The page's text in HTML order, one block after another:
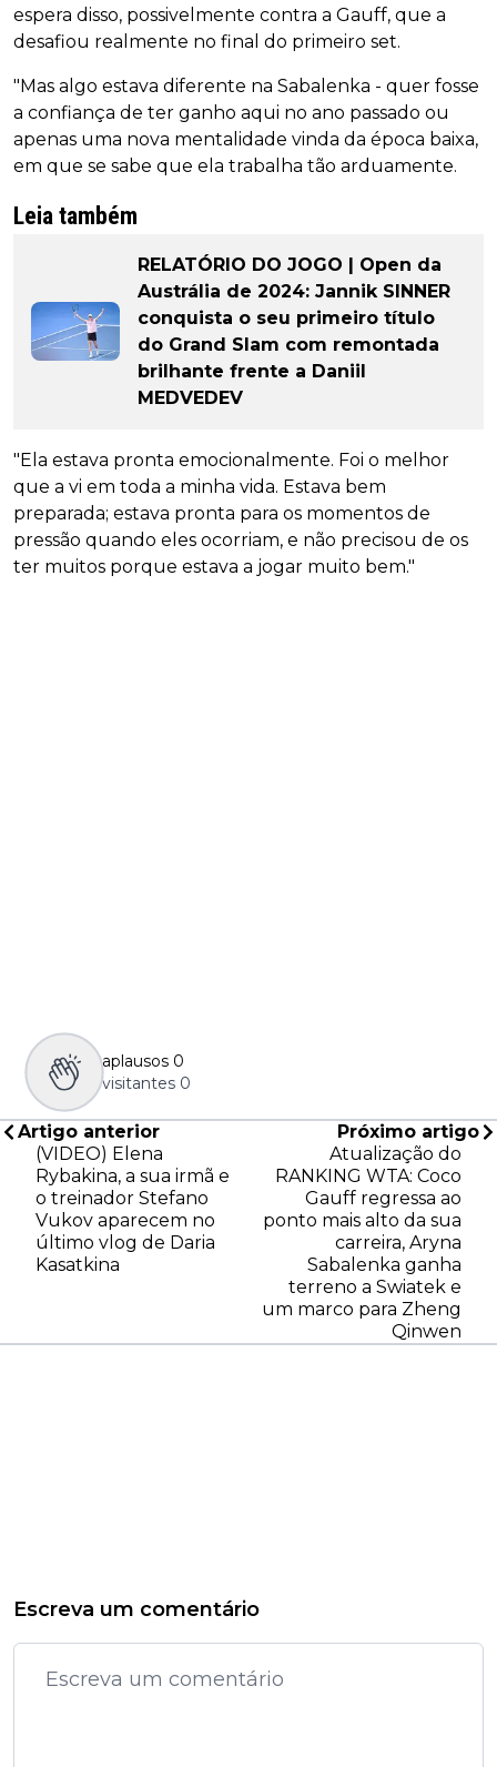
espera disso, possivelmente contra a Gauff, que a
desafiou realmente no final do primeiro set.
"Mas algo estava diferente na Sabalenka - quer fosse
a confiança de ter ganho aqui no ano passado ou
apenas uma nova mentalidade vinda da época baixa,
em que se sabe que ela trabalha tão arduamente.
Leia também
RELATÓRIO DO JOGO | Open da
Austrália de 2024: Jannik SINNER
conquista o seu primeiro título
do Grand Slam com remontada
brilhante frente a Daniil
MEDVEDEV
"Ela estava pronta emocionalmente. Foi o melhor
que a vi em toda a minha vida. Estava bem
preparada; estava pronta para os momentos de
pressão quando eles ocorriam, e não precisou de os
ter muitos porque estava a jogar muito bem."
aplausos 0
visitantes 0
Artigo anterior
(VIDEO) Elena
Rybakina, a sua irmã e
o treinador Stefano
Vukov aparecem no
último vlog de Daria
Kasatkina
Próximo artigo
Atualização do
RANKING WTA: Coco
Gauff regressa ao
ponto mais alto da sua
carreira, Aryna
Sabalenka ganha
terreno a Swiatek e
um marco para Zheng
Qinwen
Escreva um comentário